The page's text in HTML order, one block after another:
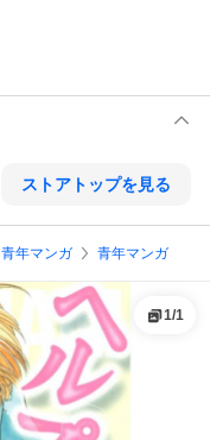
ストアトップを見る
青年マンガ 青年マンガ
1/1